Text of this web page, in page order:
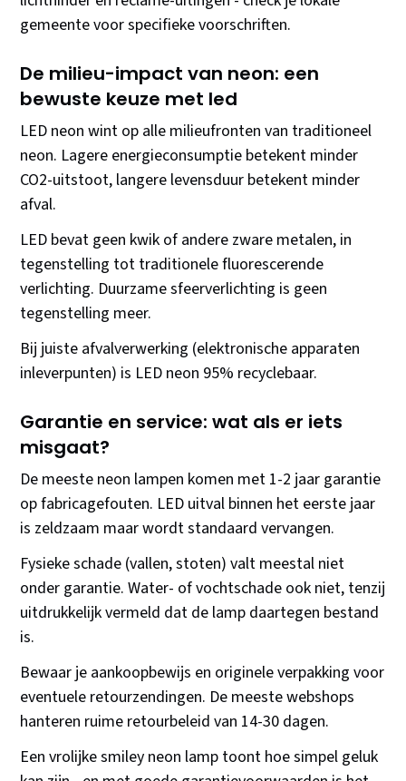
gemeente voor specifieke voorschriften.
De milieu-impact van neon: een
bewuste keuze met led
LED neon wint op alle milieufronten van traditioneel
neon. Lagere energieconsumptie betekent minder
CO2-uitstoot, langere levensduur betekent minder
afval.
LED bevat geen kwik of andere zware metalen, in
tegenstelling tot traditionele fluorescerende
verlichting. Duurzame sfeerverlichting is geen
tegenstelling meer.
Bij juiste afvalverwerking (elektronische apparaten
inleverpunten) is LED neon 95% recyclebaar.
Garantie en service: wat als er iets
misgaat?
De meeste neon lampen komen met 1-2 jaar garantie
op fabricagefouten. LED uitval binnen het eerste jaar
is zeldzaam maar wordt standaard vervangen.
Fysieke schade (vallen, stoten) valt meestal niet
onder garantie. Water- of vochtschade ook niet, tenzij
uitdrukkelijk vermeld dat de lamp daartegen bestand
is.
Bewaar je aankoopbewijs en originele verpakking voor
eventuele retourzendingen. De meeste webshops
hanteren ruime retourbeleid van 14-30 dagen.
Een vrolijke smiley neon lamp toont hoe simpel geluk